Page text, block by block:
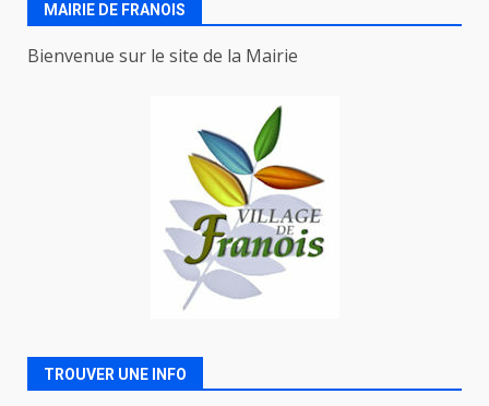
MAIRIE DE FRANOIS
Bienvenue sur le site de la Mairie
TROUVER UNE INFO